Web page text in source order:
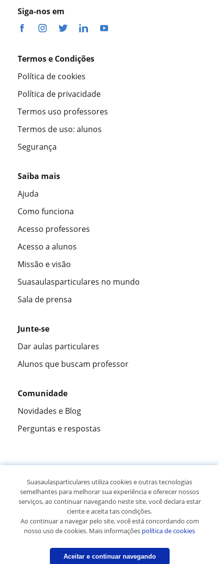
Siga-nos em
Termos e Condições
Política de cookies
Política de privacidade
Termos uso professores
Termos de uso: alunos
Segurança
Saiba mais
Ajuda
Como funciona
Acesso professores
Acesso a alunos
Missão e visão
Suasaulasparticulares no mundo
Sala de prensa
Junte-se
Dar aulas particulares
Alunos que buscam professor
Comunidade
Novidades e Blog
Perguntas e respostas
305883opiniões de alunos
© 2007 - 2026 Suas aulas particulares
Mapa do site:Professores particulares
Suasaulasparticulares utiliza cookies e outras tecnologias
semelhantes para melhorar sua experiência e oferecer nossos
serviços, ao continuar navegando neste site, você declara estar
ciente e aceita tais condições.
Ao continuar a navegar pelo site, você está concordando com
nosso uso de cookies. Mais informações política de cookies
Aceitar e continuar navegando